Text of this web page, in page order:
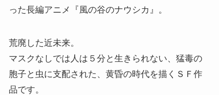
った長編アニメ『風の谷のナウシカ』。
荒廃した近未来。
マスクなしでは人は５分と生きられない、猛毒の
胞子と虫に支配された、黄昏の時代を描くＳＦ作
品です。